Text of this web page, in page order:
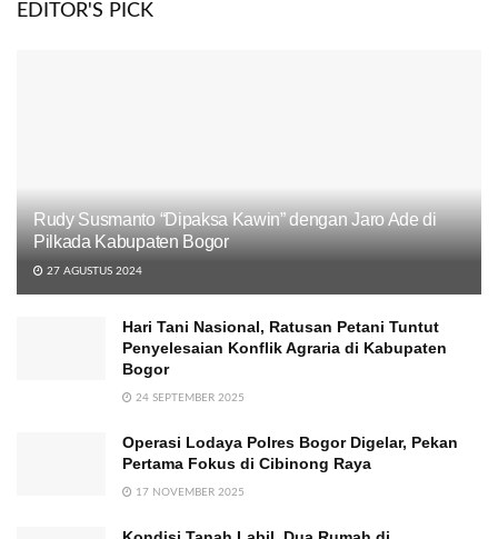
EDITOR'S PICK
Rudy Susmanto “Dipaksa Kawin” dengan Jaro Ade di
Pilkada Kabupaten Bogor
27 AGUSTUS 2024
Hari Tani Nasional, Ratusan Petani Tuntut
Penyelesaian Konflik Agraria di Kabupaten
Bogor
24 SEPTEMBER 2025
Operasi Lodaya Polres Bogor Digelar, Pekan
Pertama Fokus di Cibinong Raya
17 NOVEMBER 2025